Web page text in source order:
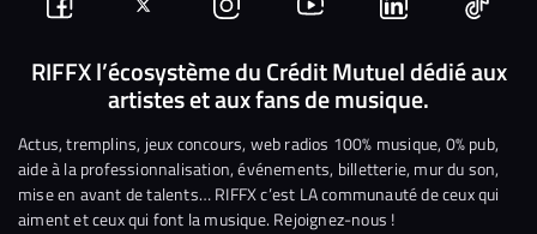
Suivez-
nous
Facebook
Suivez-
nous
sur
Twitter
Nous
rejoindre
sur
Instagram
Nous
rejoindre
sur
YouTube
Nous
rejoindre
sur
Linkedin
Nous
RIFFX l’écosystème du Crédit Mutuel dédié aux
artistes et aux fans de musique.
Actus, tremplins, jeux concours, web radios 100% musique, 0% pub,
aide à la professionnalisation, événements, billetterie, mur du son,
mise en avant de talents… RIFFX c’est LA communauté de ceux qui
aiment et ceux qui font la musique. Rejoignez-nous !